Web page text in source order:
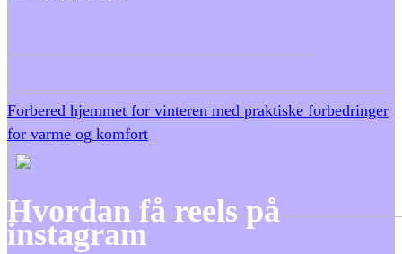
Forbered hjemmet for vinteren med praktiske forbedringer
for varme og komfort
Hvordan få reels på
instagram